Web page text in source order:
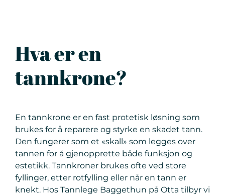
Hva er en
tannkrone?
En tannkrone er en fast protetisk løsning som
brukes for å reparere og styrke en skadet tann.
Den fungerer som et «skall» som legges over
tannen for å gjenopprette både funksjon og
estetikk. Tannkroner brukes ofte ved store
fyllinger, etter rotfylling eller når en tann er
knekt. Hos Tannlege Baggethun på Otta tilbyr vi